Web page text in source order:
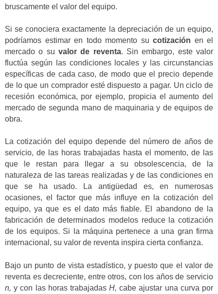
bruscamente el valor del equipo.
Si se conociera exactamente la depreciación de un equipo,
podríamos estimar en todo momento su cotización en el
mercado o su valor de reventa. Sin embargo, este valor
fluctúa según las condiciones locales y las circunstancias
específicas de cada caso, de modo que el precio depende
de lo que un comprador esté dispuesto a pagar. Un ciclo de
recesión económica, por ejemplo, propicia el aumento del
mercado de segunda mano de maquinaria y de equipos de
obra.
La cotización del equipo depende del número de años de
servicio, de las horas trabajadas hasta el momento, de las
que le restan para llegar a su obsolescencia, de la
naturaleza de las tareas realizadas y de las condiciones en
que se ha usado. La antigüedad es, en numerosas
ocasiones, el factor que más influye en la cotización del
equipo, ya que es el dato más fiable. El abandono de la
fabricación de determinados modelos reduce la cotización
de los equipos. Si la máquina pertenece a una gran firma
internacional, su valor de reventa inspira cierta confianza.
Bajo un punto de vista estadístico, y puesto que el valor de
reventa es decreciente, entre otros, con los años de servicio
n, y con las horas trabajadasH, cabe ajustar una curva por